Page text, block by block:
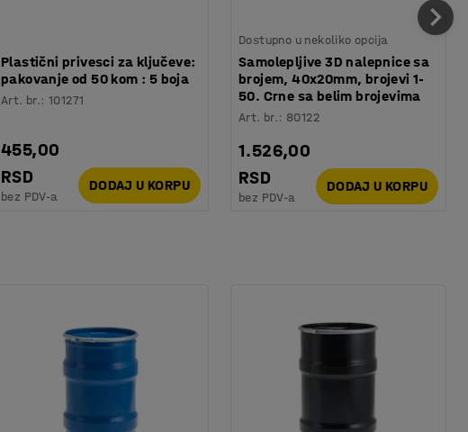
Plastični privesci za ključeve:
pakovanje od 50 kom : 5 boja
Art. br.:101271
455,00
RSD
bez PDV-a
DODAJ U KORPU
Dostupno u nekoliko opcija
Samolepljive 3D nalepnice sa
brojem, 40x20mm, brojevi 1-
50. Crne sa belim brojevima
Art. br.: 80122
1.526,00
RSD
bez PDV-a
DODAJ U KORPU